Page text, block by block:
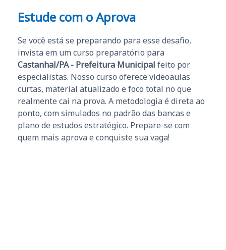
Estude com o Aprova
Se você está se preparando para esse desafio,
invista em um curso preparatório para
Castanhal/PA - Prefeitura Municipal feito por
especialistas. Nosso curso oferece videoaulas
curtas, material atualizado e foco total no que
realmente cai na prova. A metodologia é direta ao
ponto, com simulados no padrão das bancas e
plano de estudos estratégico. Prepare-se com
quem mais aprova e conquiste sua vaga!